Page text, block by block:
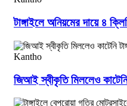
টাঙ্গাইলে অনিয়মের দায়ে ৪
জিআই স্বীকৃতি মিললেও